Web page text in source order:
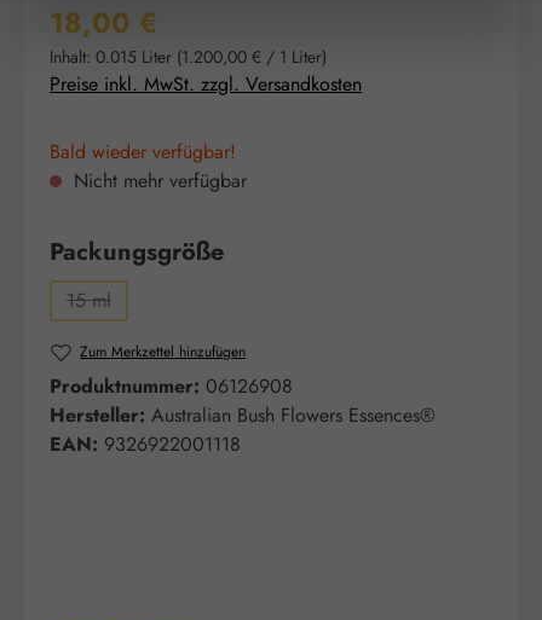
Regulärer Preis:
18,00 €
Inhalt: 0.015 Liter (1.200,00 € / 1 Liter)
Preise inkl. MwSt. zzgl. Versandkosten
Bald wieder verfügbar!
Nicht mehr verfügbar
Packungsgrößeauswählen
15 ml
(Diese Option ist zurzeit nicht verfügbar.)
Zum Merkzettel hinzufügen
Produktnummer: 06126908
Hersteller: Australian Bush Flowers Essences®
EAN: 9326922001118